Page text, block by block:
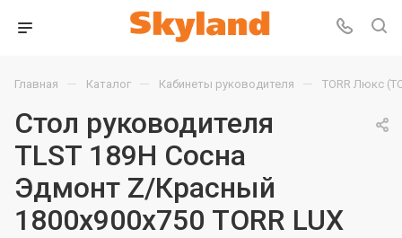
Главная — Каталог — Кабинеты руководителя — TORR Люкс
Стол руководителя
TLST 189H Сосна
Эдмонт Z/Красный
1800х900х750 TORR LUX